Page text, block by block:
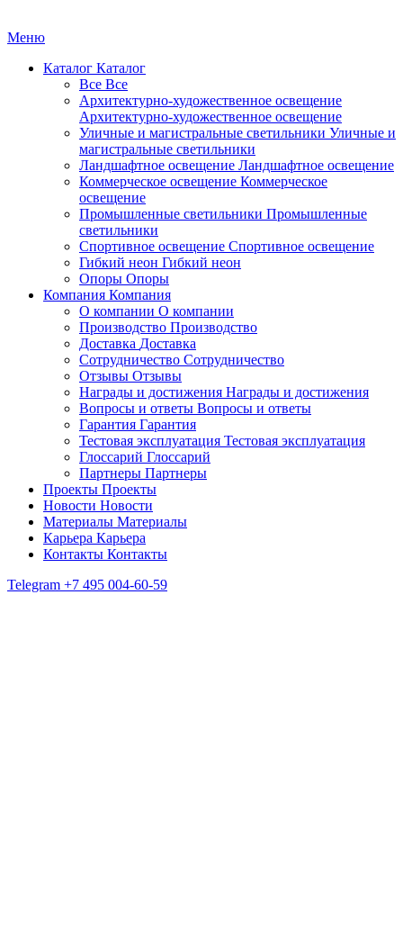
Меню
Каталог Каталог
Все Все
Архитектурно-художественное освещение
Архитектурно-художественное освещение
Уличные и магистральные светильники Уличные и
магистральные светильники
Ландшафтное освещение Ландшафтное освещение
Коммерческое освещение Коммерческое
освещение
Промышленные светильники Промышленные
светильники
Спортивное освещение Спортивное освещение
Гибкий неон Гибкий неон
Опоры Опоры
Компания Компания
О компании О компании
Производство Производство
Доставка Доставка
Сотрудничество Сотрудничество
Отзывы Отзывы
Награды и достижения Награды и достижения
Вопросы и ответы Вопросы и ответы
Гарантия Гарантия
Тестовая эксплуатация Тестовая эксплуатация
Глоссарий Глоссарий
Партнеры Партнеры
Проекты Проекты
Новости Новости
Материалы Материалы
Карьера Карьера
Контакты Контакты
Telegram +7 495 004-60-59